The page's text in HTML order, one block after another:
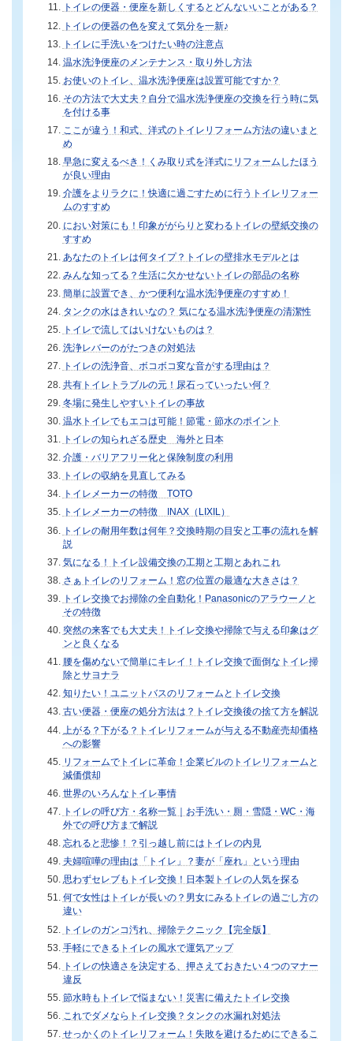
トイレの便器・便座を新しくするとどんないいことがある？
トイレの便器の色を変えて気分を一新♪
トイレに手洗いをつけたい時の注意点
温水洗浄便座のメンテナンス・取り外し方法
お使いのトイレ、温水洗浄便座は設置可能ですか？
その方法で大丈夫？自分で温水洗浄便座の交換を行う時に気
を付ける事
ここが違う！和式、洋式のトイレリフォーム方法の違いまと
め
早急に変えるべき！くみ取り式を洋式にリフォームしたほう
が良い理由
介護をよりラクに！快適に過ごすために行うトイレリフォー
ムのすすめ
におい対策にも！印象ががらりと変わるトイレの壁紙交換の
すすめ
あなたのトイレは何タイプ？トイレの壁排水モデルとは
みんな知ってる？生活に欠かせないトイレの部品の名称
簡単に設置でき、かつ便利な温水洗浄便座のすすめ！
タンクの水はきれいなの？ 気になる温水洗浄便座の清潔性
トイレで流してはいけないものは？
洗浄レバーのがたつきの対処法
トイレの洗浄音、ボコボコ変な音がする理由は？
共有トイレトラブルの元！尿石っていったい何？
冬場に発生しやすいトイレの事故
温水トイレでもエコは可能！節電・節水のポイント
トイレの知られざる歴史 海外と日本
介護・バリアフリー化と保険制度の利用
トイレの収納を見直してみる
トイレメーカーの特徴 TOTO
トイレメーカーの特徴 INAX（LIXIL）
トイレの耐用年数は何年？交換時期の目安と工事の流れを解
説
気になる！トイレ設備交換の工期と工期とあれこれ
さぁトイレのリフォーム！窓の位置の最適な大きさは？
トイレ交換でお掃除の全自動化！Panasonicのアラウーノと
その特徴
突然の来客でも大丈夫！トイレ交換や掃除で与える印象はグ
ンと良くなる
腰を傷めないで簡単にキレイ！トイレ交換で面倒なトイレ掃
除とサヨナラ
知りたい！ユニットバスのリフォームとトイレ交換
古い便器・便座の処分方法は？トイレ交換後の捨て方を解説
上がる？下がる？トイレリフォームが与える不動産売却価格
への影響
リフォームでトイレに革命！企業ビルのトイレリフォームと
減価償却
世界のいろんなトイレ事情
トイレの呼び方・名称一覧｜お手洗い・厠・雪隠・WC・海
外での呼び方まで解説
忘れると悲惨！？引っ越し前にはトイレの内見
夫婦喧嘩の理由は「トイレ」？妻が「座れ」という理由
思わずセレブもトイレ交換！日本製トイレの人気を探る
何で女性はトイレが長いの？男女にみるトイレの過ごし方の
違い
トイレのガンコ汚れ、掃除テクニック【完全版】
手軽にできるトイレの風水で運気アップ
トイレの快適さを決定する、押さえておきたい４つのマナー
違反
節水時もトイレで悩まない！災害に備えたトイレ交換
これでダメならトイレ交換？タンクの水漏れ対処法
せっかくのトイレリフォーム！失敗を避けるためにできるこ